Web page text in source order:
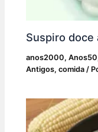
Suspiro doce
anos2000,Anos50
Antigos,comida /